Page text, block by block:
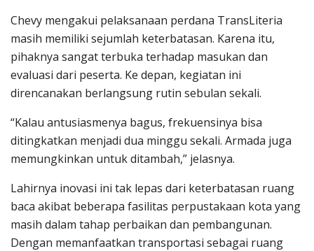
Chevy mengakui pelaksanaan perdana TransLiteria
masih memiliki sejumlah keterbatasan. Karena itu,
pihaknya sangat terbuka terhadap masukan dan
evaluasi dari peserta. Ke depan, kegiatan ini
direncanakan berlangsung rutin sebulan sekali.
“Kalau antusiasmenya bagus, frekuensinya bisa
ditingkatkan menjadi dua minggu sekali. Armada juga
memungkinkan untuk ditambah,” jelasnya.
Lahirnya inovasi ini tak lepas dari keterbatasan ruang
baca akibat beberapa fasilitas perpustakaan kota yang
masih dalam tahap perbaikan dan pembangunan.
Dengan memanfaatkan transportasi sebagai ruang